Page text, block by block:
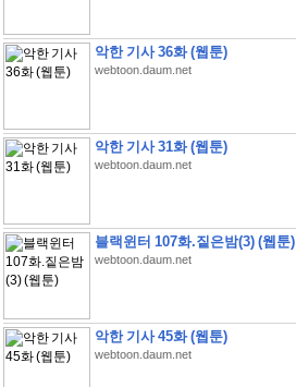
악한 기사 36화 (웹툰)
webtoon.daum.net
악한 기사 31화 (웹툰)
webtoon.daum.net
블랙윈터 107화.짙은밤(3) (웹툰)
webtoon.daum.net
악한 기사 45화 (웹툰)
webtoon.daum.net